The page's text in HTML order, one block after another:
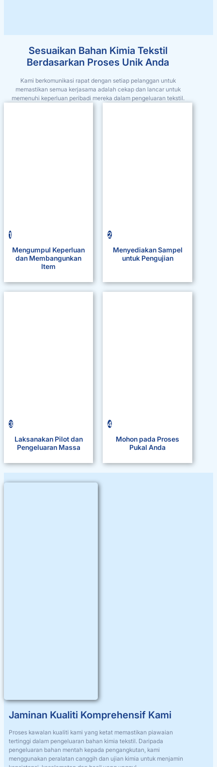
Sesuaikan Bahan Kimia Tekstil
Berdasarkan Proses Unik Anda
Kami berkomunikasi rapat dengan setiap pelanggan untuk
memastikan semua kerjasama adalah cekap dan lancar untuk
memenuhi keperluan peribadi mereka dalam pengeluaran tekstil.
1
Mengumpul Keperluan
dan Membangunkan
Item
2
Menyediakan Sampel
untuk Pengujian
3
Laksanakan Pilot dan
Pengeluaran Massa
4
Mohon pada Proses
Pukal Anda
Jaminan Kualiti Komprehensif Kami
Proses kawalan kualiti kami yang ketat memastikan piawaian
tertinggi dalam pengeluaran bahan kimia tekstil. Daripada
pengeluaran bahan mentah kepada pengangkutan, kami
menggunakan peralatan canggih dan ujian kimia untuk menjamin